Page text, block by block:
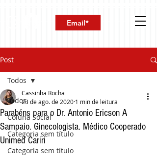
Post
Todos
Coluna Social
Categoria sem título
Categoria sem título
Todos
Parabéns para o Dr. Antonio Ericson A
Sampaio. Ginecologista. Médico Cooperado
Unimed Cariri
Cassinha Rocha
23 de ago. de 2020 1 min de leitura